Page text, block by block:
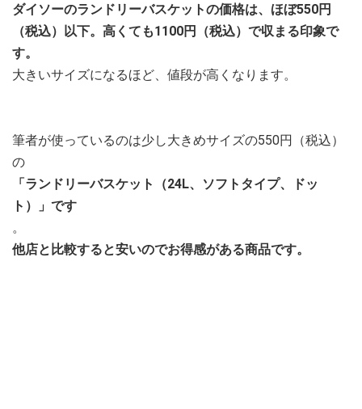
ダイソーのランドリーバスケットの価格は、ほぼ550円
（税込）以下。高くても1100円（税込）で収まる印象で
す。
大きいサイズになるほど、値段が高くなります。
筆者が使っているのは少し大きめサイズの550円（税込）
の
「ランドリーバスケット（24L、ソフトタイプ、ドッ
ト）」です
。
他店と比較すると安いのでお得感がある商品です。